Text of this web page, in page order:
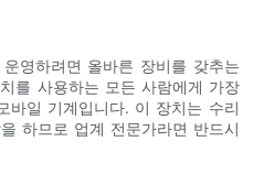
영하려면 올바른 장비를 갖추는
를 사용하는 모든 사람에게 가장
바일 기계입니다. 이 장치는 수리
하므로 업계 전문가라면 반드시